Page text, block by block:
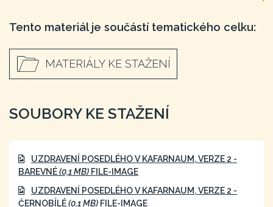
Tento materiál je součástí tematického celku:
MATERIÁLY KE STAŽENÍ
SOUBORY KE STAŽENÍ
UZDRAVENÍ POSEDLÉHO V KAFARNAUM, VERZE 2 -
BAREVNÉ(0,1 MB) FILE-IMAGE
UZDRAVENÍ POSEDLÉHO V KAFARNAUM, VERZE 2 -
ČERNOBÍLÉ(0,1 MB) FILE-IMAGE